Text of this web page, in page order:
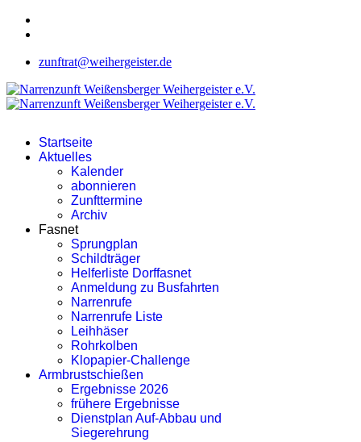
zunftrat@weihergeister.de
Startseite
Aktuelles
Kalender
abonnieren
Zunfttermine
Archiv
Fasnet
Sprungplan
Schildträger
Helferliste Dorffasnet
Anmeldung zu Busfahrten
Narrenrufe
Narrenrufe Liste
Leihhäser
Rohrkolben
Klopapier-Challenge
Armbrustschießen
Ergebnisse 2026
frühere Ergebnisse
Dienstplan Auf-Abbau und
Siegerehrung